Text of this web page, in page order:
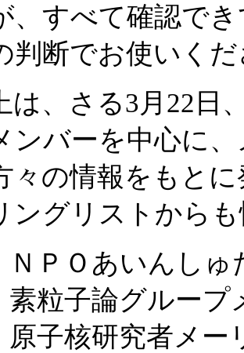
、すべて確認で
判断でお使いく
は、さる3月22日
ンバーを中心に
々の情報をもと
ングリストから
ＮＰＯあいんし
素粒子論グルー
原子核研究者メ